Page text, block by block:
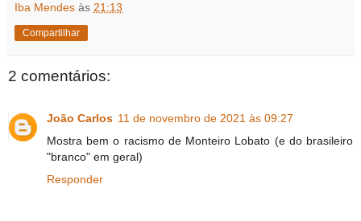
Iba Mendes às 21:13
Compartilhar
2 comentários:
João Carlos 11 de novembro de 2021 às 09:27
Mostra bem o racismo de Monteiro Lobato (e do brasileiro
"branco" em geral)
Responder